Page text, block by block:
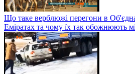
Що таке верблюжі перегони в
Еміратах та чому їх так обожнюють